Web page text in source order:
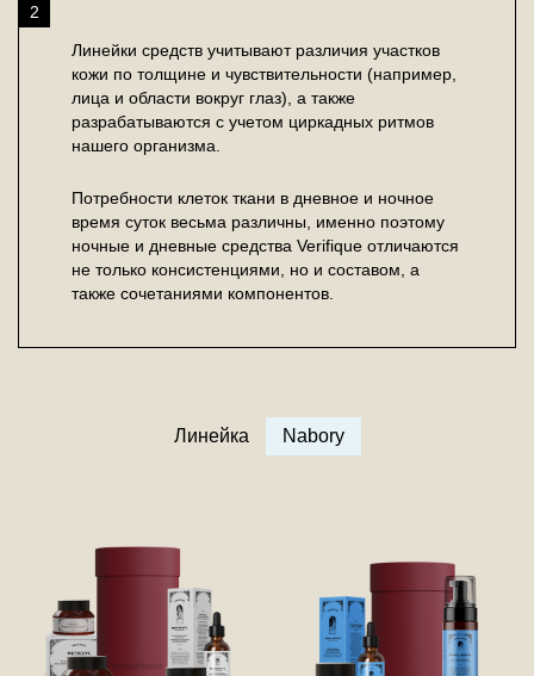
2
Линейки средств учитывают различия участков
кожи по толщине и чувствительности (например,
лица и области вокруг глаз), а также
разрабатываются с учетом циркадных ритмов
нашего организма.
Потребности клеток ткани в дневное и ночное
время суток весьма различны, именно поэтому
ночные и дневные средства Verifique отличаются
не только консистенциями, но и составом, а
также сочетаниями компонентов.
Линейка Nabory